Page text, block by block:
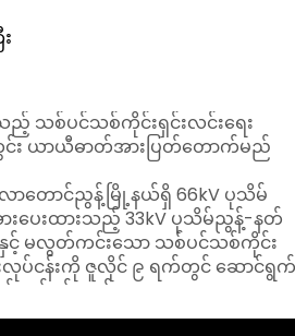
ကဏ္ဍ
င့် စိုက်ပျိုးရေးနှင့် မွေးမြူရေး
င်တန်းများ တက်ရောက်ရန်
ပ္ပံကျောင်းများ (စိုက်ပျိုးရေးဒီပလိုမာ)
ျောင်းများတွင် ဖွင့်လှစ်သည့်
မာ) သင်တန်းများသို့ လျှောက်ထား
(Livestock) ကဏ္ဍ
ကသိုလ် (ရေဆင်း) နှင့် စိုက်ပျိုးရေးနှင့်
သစ်ပင်သစ်ကိုင်းရှင်းလင်းရေး
း ယာယီဓာတ်အားပြတ်တောက်မည်
လာတောင်ညွန့်မြို့နယ်ရှိ 66kV ပုသိမ်
းပေးထားသည့် 33kV ပုသိမ်ညွန့်-နတ်
းနှင့် မလွတ်ကင်းသော သစ်ပင်သစ်ကိုင်း
းလုပ်ငန်းကို ဇူလိုင် ၉ ရက်တွင် ဆောင်ရွ
ျှပ်စစ်ဓာတ်အားပေးရေး
အသိပေးထားသည်။